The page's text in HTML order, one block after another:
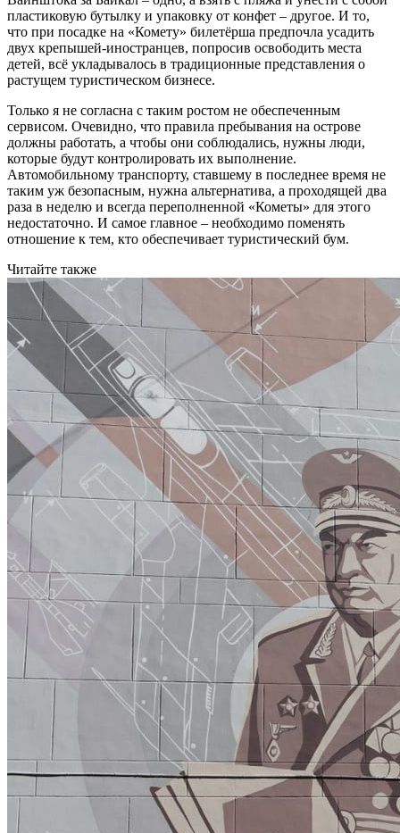
пластиковую бутылку и упаковку от конфет – другое. И то,
что при посадке на «Комету» билетёрша предпочла усадить
двух крепышей-иностранцев, попросив освободить места
детей, всё укладывалось в традиционные представления о
растущем туристическом бизнесе.
Только я не согласна с таким ростом не обеспеченным
сервисом. Очевидно, что правила пребывания на острове
должны работать, а чтобы они соблюдались, нужны люди,
которые будут контролировать их выполнение.
Автомобильному транспорту, ставшему в последнее время не
таким уж безопасным, нужна альтернатива, а проходящей два
раза в неделю и всегда переполненной «Кометы» для этого
недостаточно. И самое главное – необходимо поменять
отношение к тем, кто обеспечивает туристический бум.
Читайте также